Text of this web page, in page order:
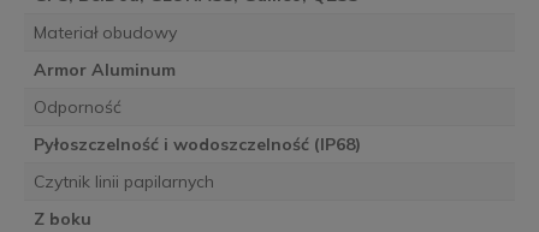
Materiał obudowy
Armor Aluminum
Odporność
Pyłoszczelność i wodoszczelność (IP68)
Czytnik linii papilarnych
Z boku